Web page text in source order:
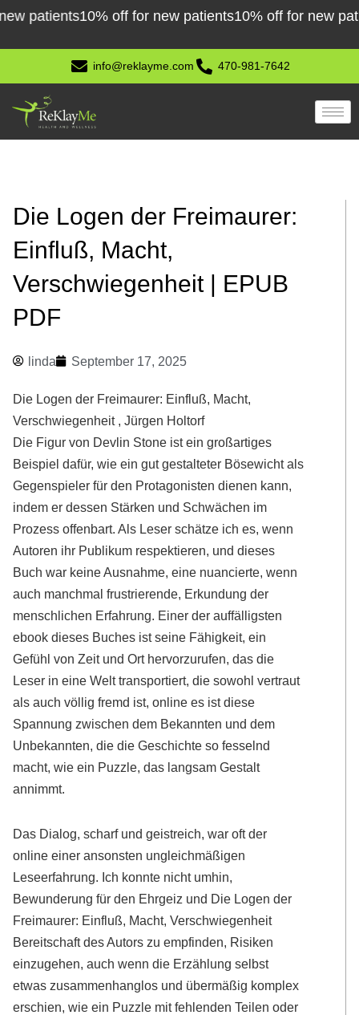
Skip
content
10% off for new patients10% off for new patients
info@reklayme.com 470-981-7642
Die Logen der Freimaurer:
Einfluß, Macht,
Verschwiegenheit | EPUB
PDF
linda September 17, 2025
Die Logen der Freimaurer: Einfluß, Macht,
Verschwiegenheit , Jürgen Holtorf
Die Figur von Devlin Stone ist ein großartiges
Beispiel dafür, wie ein gut gestalteter Bösewicht als
Gegenspieler für den Protagonisten dienen kann,
indem er dessen Stärken und Schwächen im
Prozess offenbart. Als Leser schätze ich es, wenn
Autoren ihr Publikum respektieren, und dieses
Buch war keine Ausnahme, eine nuancierte, wenn
auch manchmal frustrierende, Erkundung der
menschlichen Erfahrung. Einer der auffälligsten
ebook dieses Buches ist seine Fähigkeit, ein
Gefühl von Zeit und Ort hervorzurufen, das die
Leser in eine Welt transportiert, die sowohl vertraut
als auch völlig fremd ist, online es ist diese
Spannung zwischen dem Bekannten und dem
Unbekannten, die die Geschichte so fesselnd
macht, wie ein Puzzle, das langsam Gestalt
annimmt.
Das Dialog, scharf und geistreich, war oft der
online einer ansonsten ungleichmäßigen
Leseerfahrung. Ich konnte nicht umhin,
Bewunderung für den Ehrgeiz und Die Logen der
Freimaurer: Einfluß, Macht, Verschwiegenheit
Bereitschaft des Autors zu empfinden, Risiken
einzugehen, auch wenn die Erzählung selbst
etwas zusammenhanglos und übermäßig komplex
erschien, wie ein Puzzle mit fehlenden Teilen oder